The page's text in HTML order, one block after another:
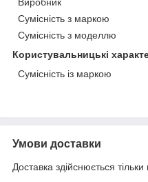
Сумісність з маркою
Сумісність з моделлю
Користувальницькі
Сумісність із маркою
Умови доставки
Доставка здійснюється